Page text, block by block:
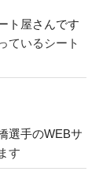
ト屋さんです
ているシート
選手のWEBサ
す